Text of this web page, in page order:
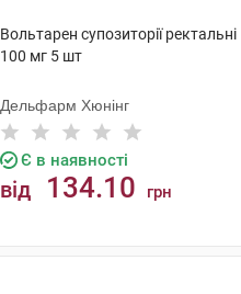
Вольтарен супозиторії ректальні
100 мг 5 шт
Дельфарм Хюнінг
Є в наявності
від 134.10 грн